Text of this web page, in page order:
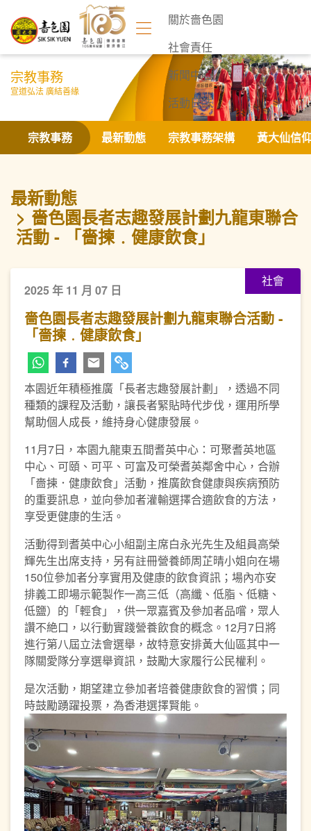
關於嗇色園
社會責任
新聞中心
活動日誌
聯絡我們
宗教事務
宣道弘法 廣結善緣
宗教事務 最新動態 宗教事務架構 黃大仙信
最新動態
嗇色園長者志趣發展計劃九龍東聯合
活動 - 「嗇揀﹒健康飲食」
社會
2025 年 11 月 07 日
嗇色園長者志趣發展計劃九龍東聯合活動 -
「嗇揀﹒健康飲食」
本園近年積極推廣「長者志趣發展計劃」，透過不同
種類的課程及活動，讓長者緊貼時代步伐，運用所學
幫助個人成長，維持身心健康發展。
11月7日，本園九龍東五間耆英中心：可聚耆英地區
中心、可頤、可平、可富及可榮耆英鄰舍中心，合辦
「嗇揀．健康飲食」活動，推廣飲食健康與疾病預防
的重要訊息，並向參加者灌輸選擇合適飲食的方法，
享受更健康的生活。
活動得到耆英中心小組副主席白永光先生及組員高榮
輝先生出席支持，另有註冊營養師周芷晴小姐向在場
150位參加者分享實用及健康的飲食資訊；場內亦安
排義工即場示範製作一高三低（高纖、低脂、低糖、
低鹽）的「輕食」，供一眾嘉賓及參加者品嚐，眾人
讚不絶口，以行動實踐營養飲食的概念。12月7日將
進行第八屆立法會選舉，故特意安排黃大仙區其中一
隊關愛隊分享選舉資訊，鼓勵大家履行公民權利。
是次活動，期望建立參加者培養健康飲食的習慣；同
時鼓勵踴躍投票，為香港選擇賢能。